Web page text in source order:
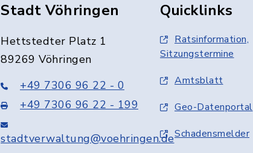
Stadt Vöhringen
Hettstedter Platz 1
89269 Vöhringen
+49 7306 96 22 - 0
+49 7306 96 22 - 199
stadtverwaltung@voehringen.de
Quicklinks
Ratsinformation,
Sitzungstermine
Amtsblatt
Geo-Datenportal
Schadensmelder